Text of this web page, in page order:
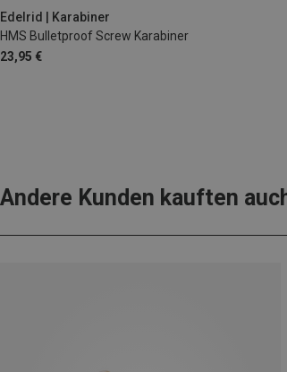
Edelrid | Karabiner
HMS Bulletproof Screw Karabiner
23,95 €
Andere Kunden kauften